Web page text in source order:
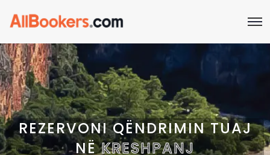
REZERVONI QËNDRIMIN TUAJ
NËKRESHPANJ